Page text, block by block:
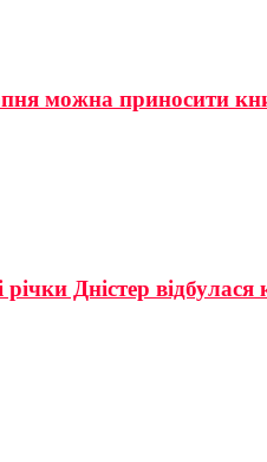
можна приносити
річки Дністер